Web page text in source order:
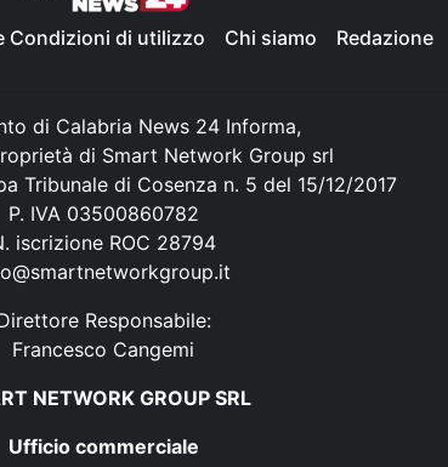
Condizioni di utilizzo Chi siamo Redazione
di Calabria News 24 Informa,
di Smart Network Group srl
Tribunale di Cosenza n. 5 del 15/12/2017
P. IVA 03500860782
iscrizione ROC 28794
Responsabile:
Francesco Cangemi
NETWORK GROUP SRL
Ufficio commerciale